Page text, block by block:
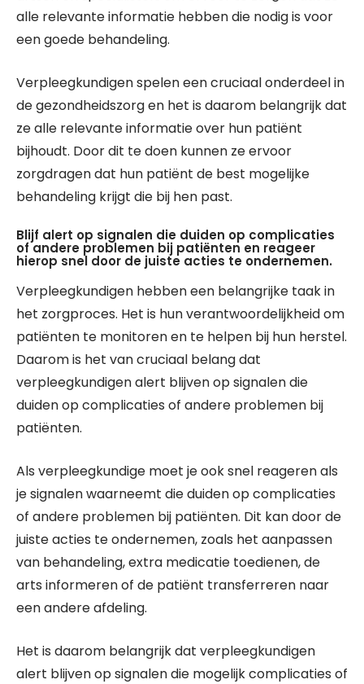
alle relevante informatie hebben die nodig is voor
een goede behandeling.
Verpleegkundigen spelen een cruciaal onderdeel in
de gezondheidszorg en het is daarom belangrijk dat
ze alle relevante informatie over hun patiënt
bijhoudt. Door dit te doen kunnen ze ervoor
zorgdragen dat hun patiënt de best mogelijke
behandeling krijgt die bij hen past.
Blijf alert op signalen die duiden op complicaties
of andere problemen bij patiënten en reageer
hierop snel door de juiste acties te ondernemen.
Verpleegkundigen hebben een belangrijke taak in
het zorgproces. Het is hun verantwoordelijkheid om
patiënten te monitoren en te helpen bij hun herstel.
Daarom is het van cruciaal belang dat
verpleegkundigen alert blijven op signalen die
duiden op complicaties of andere problemen bij
patiënten.
Als verpleegkundige moet je ook snel reageren als
je signalen waarneemt die duiden op complicaties
of andere problemen bij patiënten. Dit kan door de
juiste acties te ondernemen, zoals het aanpassen
van behandeling, extra medicatie toedienen, de
arts informeren of de patiënt transferreren naar
een andere afdeling.
Het is daarom belangrijk dat verpleegkundigen
alert blijven op signalen die mogelijk complicaties of